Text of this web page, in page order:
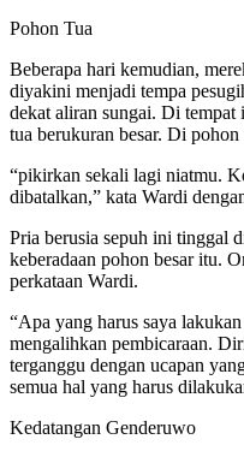
Pohon Tua
Beberapa hari kemudian,
diyakini menjadi tempa
dekat aliran sungai. Di tempat
tua berukuran besar. Di
“pikirkan sekali lagi niatmu.
dibatalkan,” kata Wardi
Pria berusia sepuh ini tinggal
keberadaan pohon besar itu.
perkataan Wardi.
“Apa yang harus saya
mengalihkan pembicaraan.
terganggu dengan ucapan
semua hal yang harus
Kedatangan Genderuwo